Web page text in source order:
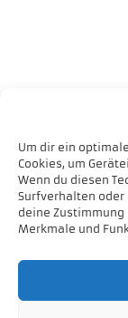
Um dir ein
Cookies, um
Wenn du diesen
Surfverhalten oder
deine
Merkmale und